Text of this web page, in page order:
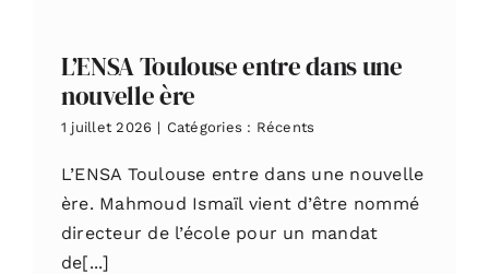
L’ENSA Toulouse entre dans une
nouvelle ère
1 juillet 2026 | Catégories : Récents
L’ENSA Toulouse entre dans une nouvelle
ère. Mahmoud Ismaïl vient d’être nommé
directeur de l’école pour un mandat
de[...]